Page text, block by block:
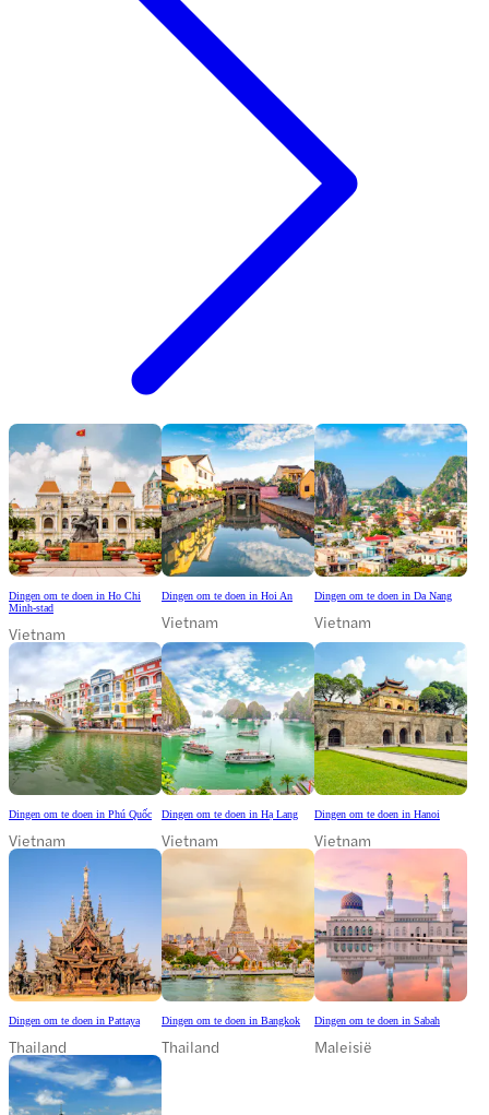
Dingen om te doen in Ho Chi
Minh-stad
Vietnam
Dingen om te doen in Hoi An
Vietnam
Dingen om te doen in Da Nang
Vietnam
Dingen om te doen in Phú Quốc
Vietnam
Dingen om te doen in Hạ Lang
Vietnam
Dingen om te doen in Hanoi
Vietnam
Dingen om te doen in Pattaya
Thailand
Dingen om te doen in Bangkok
Thailand
Dingen om te doen in Sabah
Maleisië